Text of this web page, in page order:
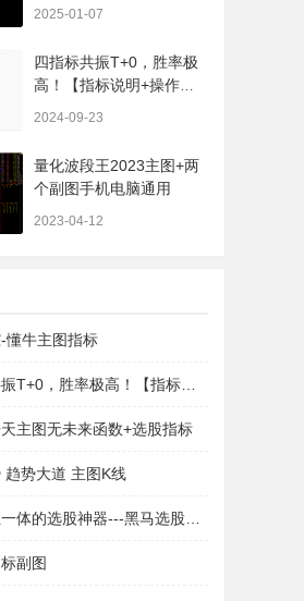
2025-01-07
四指标共振T+0，胜率极
高！【指标说明+操作方
2024-09-23
量化波段王2023主图+两
个副图手机电脑通用
2023-04-12
懂牛主图指标
主图无未来函数+选股指标
趋势大道 主图K线
副图